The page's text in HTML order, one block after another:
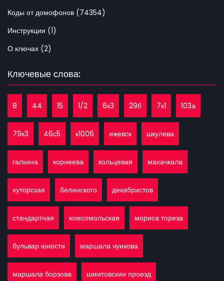
Коды от домофонов (74354)
Инструкции (1)
О ключах (2)
Ключевые слова:
8 44 15 1/2 6к3 29б 7к1 103а
79к3 46с5 к1006 ижевск шкулева
галкина корнеева кольцевая махачкала
хуторская белинского декабристов
стандартная комсомольская мориса тореза
бульвар юности маршала чуикова
маршала борзова шмитовскии проезд